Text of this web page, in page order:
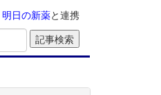
明日の新薬と連携